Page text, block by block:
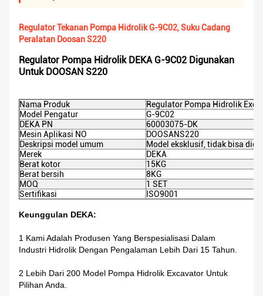
Regulator Tekanan Pompa Hidrolik G-9C02, Suku Cadang
Peralatan Doosan S220
Regulator Pompa Hidrolik DEKA G-9C02 Digunakan
Untuk DOOSAN S220
Nama Produk
Regulator Pompa Hidrolik
Model Pengatur
G-9C02
DEKA PN
60003075-DK
Mesin Aplikasi NO
DOOSANS220
Deskripsi model umum
Model eksklusif, tidak bisa
Merek
DEKA
Berat kotor
15KG
Berat bersih
8KG
MOQ
1 SET
Sertifikasi
ISO9001
Keunggulan DEKA:
1 Kami Adalah Produsen Yang Berspesialisasi Dalam
Industri Hidrolik Dengan Pengalaman Lebih Dari 15 Tahun.
2 Lebih Dari 200 Model Pompa Hidrolik Excavator Untuk
Pilihan Anda.